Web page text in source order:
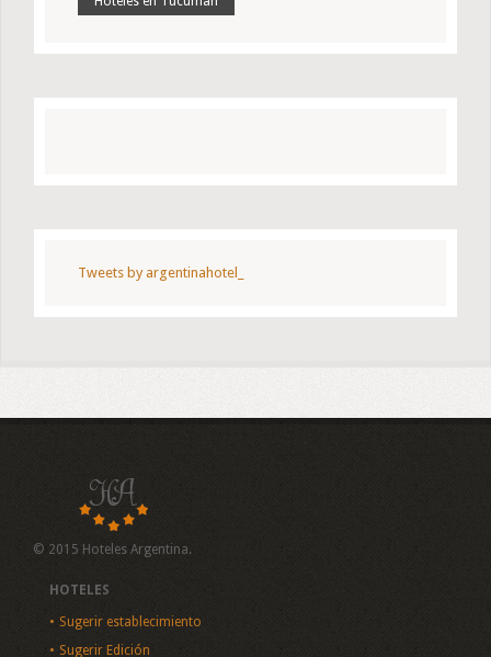
Tweets by argentinahotel_
© 2015 Hoteles Argentina.
HOTELES
Sugerir establecimiento
Sugerir Edición